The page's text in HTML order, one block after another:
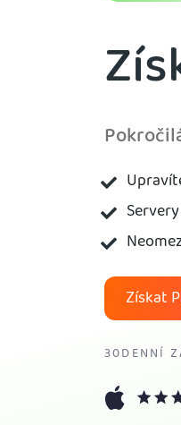
Získat
30DENNÍ